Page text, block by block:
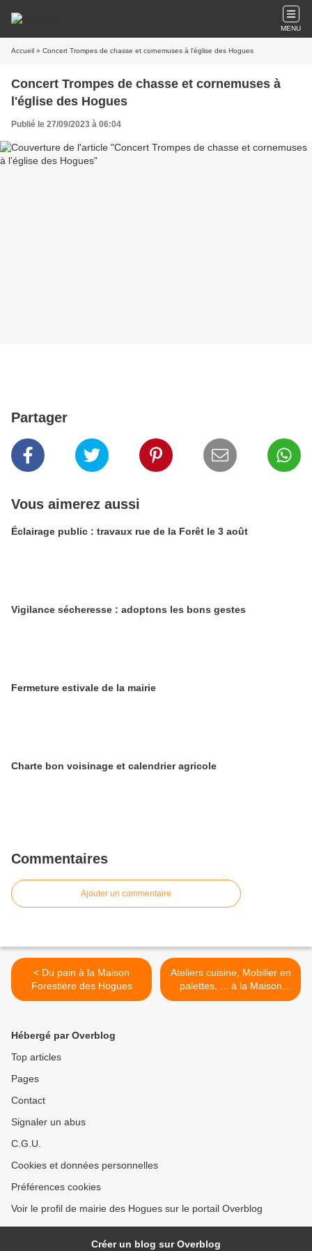
MENU
Accueil » Concert Trompes de chasse et cornemuses à l'église des Hogues
Concert Trompes de chasse et cornemuses à
l'église des Hogues
Publié le 27/09/2023 à 06:04
Partager
Vous aimerez aussi
Éclairage public : travaux rue de la Forêt le 3 août
Vigilance sécheresse : adoptons les bons gestes
​​​​​​​Fermeture estivale de la mairie
Charte bon voisinage et calendrier agricole
Commentaires
Ajouter un commentaire
< Du pain à la Maison
Forestière des Hogues
Ateliers cuisine, Mobilier en
palettes, ... à la Maison
Forestière >
Hébergé par Overblog
Top articles
Pages
Contact
Signaler un abus
C.G.U.
Cookies et données personnelles
Préférences cookies
Voir le profil de mairie des Hogues sur le portail Overblog
Créer un blog sur Overblog